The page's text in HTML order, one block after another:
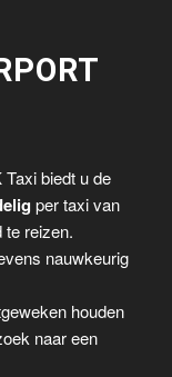
biedt u de
per taxi van
te reizen.
nauwkeurig
houden
naar een